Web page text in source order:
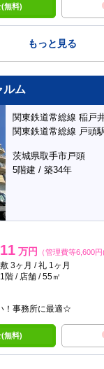
無料)
もっと見る
ルム
関東鉄道常総線 稲戸
関東鉄道常総線 戸頭
茨城県取手市戸頭
5階建 / 築34年
11 万円 （管理費等6,600円
敷 3ヶ月 / 礼 1ヶ月
1階 / 店舗 / 55㎡
！事務所に最適☆
無料)